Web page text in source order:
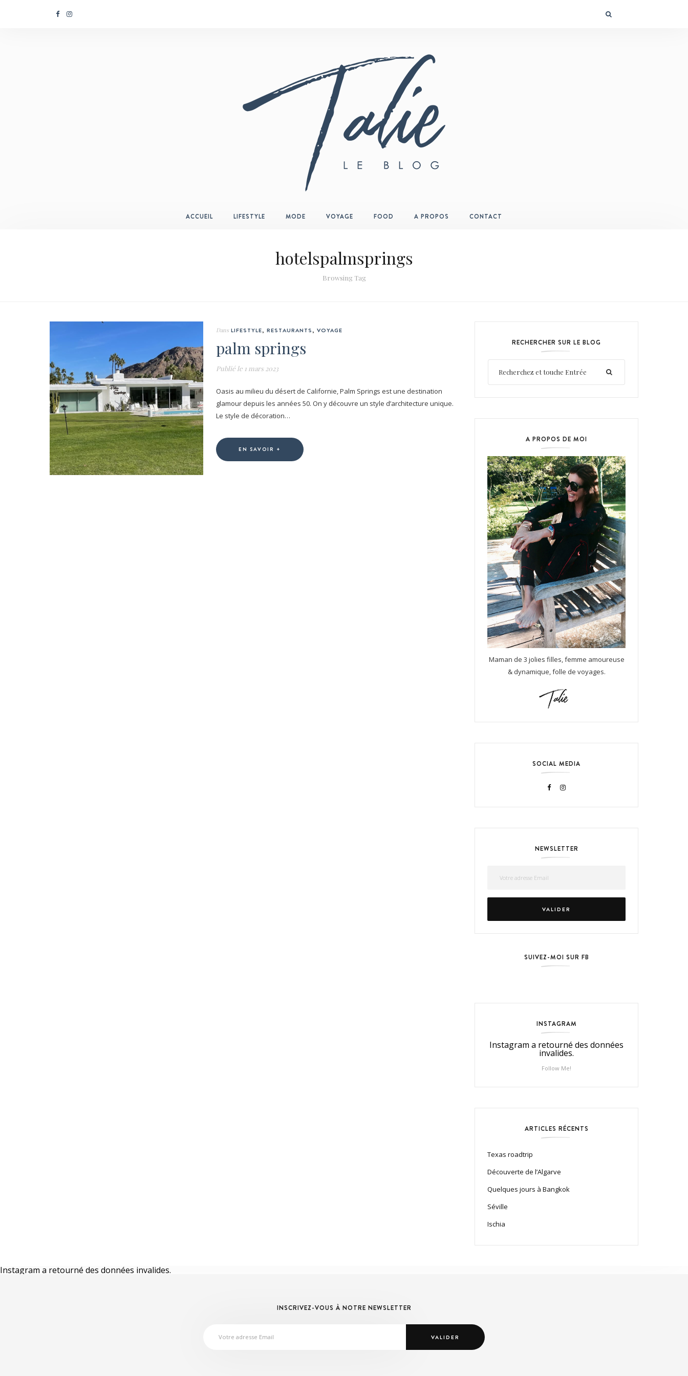
ACCUEIL LIFESTYLE MODE VOYAGE FOOD A PROPOS CONTACT
hotelspalmsprings
Browsing Tag
Dans LIFESTYLE, RESTAURANTS, VOYAGE
palm springs
Publié le 1 mars 2023
Oasis au milieu du désert de Californie, Palm Springs est une destination
glamour depuis les années 50. On y découvre un style d’architecture unique.
Le style de décoration…
EN SAVOIR +
RECHERCHER SUR LE BLOG
A PROPOS DE MOI
Maman de 3 jolies filles, femme amoureuse
& dynamique, folle de voyages.
SOCIAL MEDIA
NEWSLETTER
SUIVEZ-MOI SUR FB
INSTAGRAM
Instagram a retourné des données
invalides.
Follow Me!
ARTICLES RÉCENTS
Texas roadtrip
Découverte de l’Algarve
Quelques jours à Bangkok
Séville
Ischia
Instagram a retourné des données invalides.
INSCRIVEZ-VOUS À NOTRE NEWSLETTER